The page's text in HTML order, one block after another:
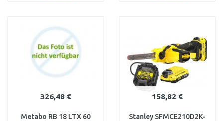
Vergleichen
326,48 €
Metabo RB 18 LTX 60
158,82 €
Stanley SFMCE210D2K-